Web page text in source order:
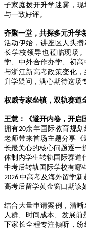
子家庭拨开升学迷雾，
与一致好评。
齐聚一堂，共探多元升学
活动伊始，讲座区人头
长学校领导也莅临现场
学、中外合作办学、初
与浙江新高考政策变化
升学疑问，满心期待这场
权威专家坐镇，双轨赛道
王慧：《避开内卷，开启
拥有20余年国际教育规
老师带来首场主题分享
长最关心的核心问题逐一
体制内学生转轨国际赛道
中考后转轨国际学校有哪
2026 中高考及海外留学新
高考后留学黄金窗口期该
结合大量申请案例，清
人群、时间成本、发展前
下家长全程专注倾听，